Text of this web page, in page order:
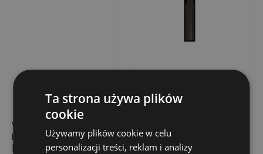
WIERTŁO DO METALU
HSS, PODTACZANE
18,5X135/198
HSS-R, WALCOWANE,
9,6 MM (10 SZT.)
Ta strona używa plików
cookie
Używamy plików cookie w celu
personalizacji treści, reklam i analizy